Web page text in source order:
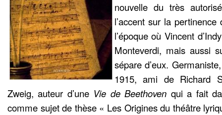
nouvelle du très
l’accent sur la
l’époque où Vincent
Monteverdi, mais aussi
sépare d’eux.
1915, ami de Richard
Zweig, auteur d’une Vie de Beethoven qui a fait
comme sujet de thèse « Les Origines du théâtre